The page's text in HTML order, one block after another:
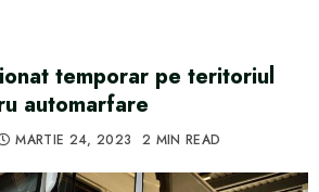
temporar pe teritoriul
automarfare
MARTIE 24, 2023 2 MIN READ